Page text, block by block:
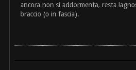
ancora non si addormenta, resta
braccio (o in fascia).